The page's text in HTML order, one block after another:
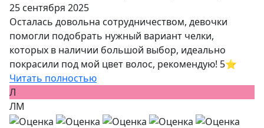
25 сентября 2025
Осталась довольна сотрудничеством, девочки
помогли подобрать нужный вариант челки,
которых в наличии большой выбор, идеально
покрасили под мой цвет волос, рекомендую! 5⭐️
Читать полностью
Л
ЛМ